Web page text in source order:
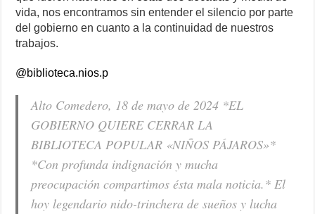
vida, nos encontramos sin entender el silencio por parte
del gobierno en cuanto a la continuidad de nuestros
trabajos.
@biblioteca.nios.p
Alto Comedero, 18 de mayo de 2024 *EL
GOBIERNO QUIERE CERRAR LA
BIBLIOTECA POPULAR «NIÑOS PÁJAROS»*
*Con profunda indignación y mucha
preocupación compartimos ésta mala noticia.* El
hoy legendario nido-trinchera de sueños y lucha